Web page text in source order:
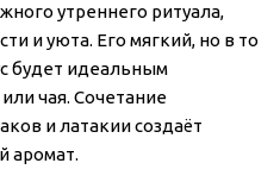
утреннего ритуала,
и уюта. Его мягкий, но в то
будет идеальным
чая. Сочетание
и латакии создаёт
аромат.